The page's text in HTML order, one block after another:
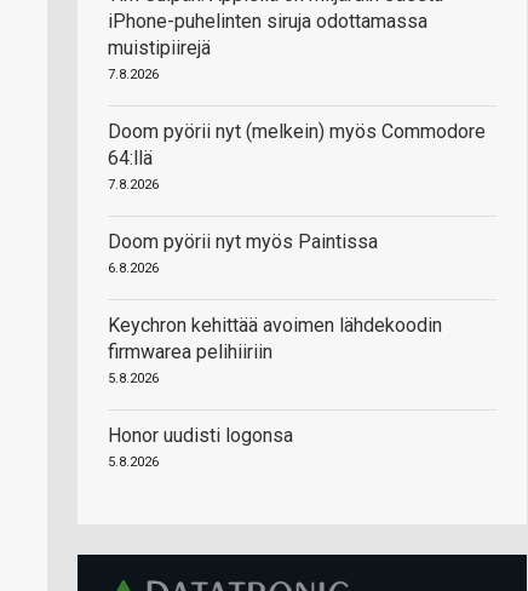
iPhone-puhelinten siruja odottamassa
muistipiirejä
7.8.2026
Doom pyörii nyt (melkein) myös Commodore
64:llä
7.8.2026
Doom pyörii nyt myös Paintissa
6.8.2026
Keychron kehittää avoimen lähdekoodin
firmwarea pelihiiriin
5.8.2026
Honor uudisti logonsa
5.8.2026